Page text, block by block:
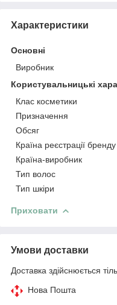
Характеристики
Основні
Виробник
Користувальницькі
Клас косметики
Призначення
Обсяг
Країна реєстрації бренду
Країна-виробник
Тип волос
Тип шкіри
Приховати
Умови доставки
Доставка здійснюється
Нова Пошта